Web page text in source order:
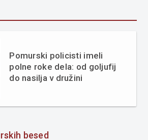
Pomurski policisti imeli
polne roke dela: od goljufij
do nasilja v družini
besed